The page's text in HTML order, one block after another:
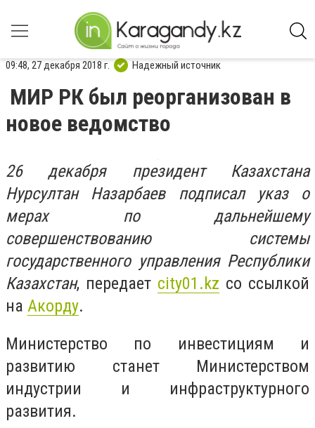
09:48, 27 декабря 2018 г. Надежный источник
МИР РК был реорганизован в
новое ведомство
26 декабря президент Казахстана
Нурсултан Назарбаев подписал указ о
мерах по дальнейшему
совершенствованию системы
государственного управления Республики
Казахстан, передает city01.kz со ссылкой
на Акорду.
Министерство по инвестициям и
развитию станет Министерством
индустрии и инфраструктурного
развития.